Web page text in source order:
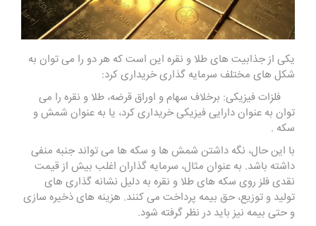
یکی از جذابیت های طلا و نقره این است که هر دو را می توان به
شکل های مختلف سرمایه گذاری خریداری کرد:
فلزات فیزیکی: برخلاف سهام و اوراق قرضه، طلا و نقره را می
توان به عنوان دارایی فیزیکی خریداری کرد، یا به عنوان شمش و
سکه .
با این حال، نگه داشتن شمش ها و سکه ها می تواند جنبه منفی
داشته باشد. به عنوان مثال، سرمایه گذاران اغلب بیش از قیمت
نقدی فلز روی سکه های طلا و نقره به دلیل نشانه گذاری های
تولید و توزیع، حق بیمه پرداخت می کنند. هزینه های ذخیره سازی
و حتی بیمه نیز باید در نظر گرفته شود.